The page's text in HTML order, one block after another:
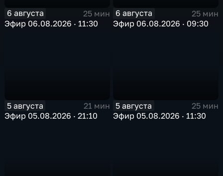
6 августа
25 мин
Эфир 06.08.2026 · 11:30
6 августа
25 мин
Эфир 06.08.2026 · 09:30
5 августа
21 мин
Эфир 05.08.2026 · 21:10
5 августа
25 мин
Эфир 05.08.2026 · 11:30